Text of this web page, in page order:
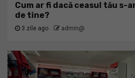
Cum ar fi dacă ceasul tău s-
de tine?
3 zile ago admin@